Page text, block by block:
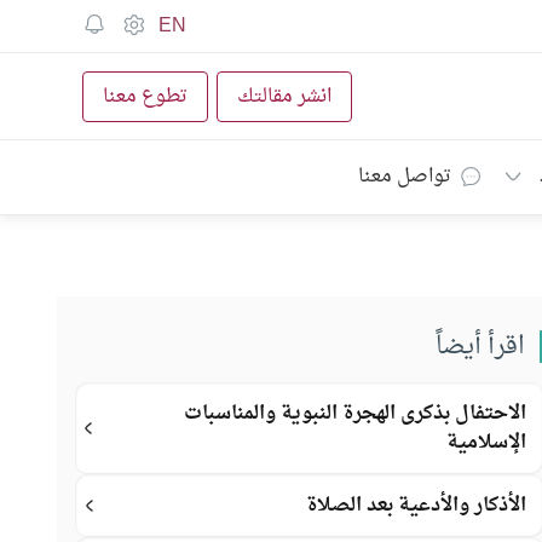
EN
انشر مقالتك تطوع معنا
تواصل معنا
اقرأ أيضاً
الاحتفال بذكرى الهجرة النبوية والمناسبات
الإسلامية
الأذكار والأدعية بعد الصلاة